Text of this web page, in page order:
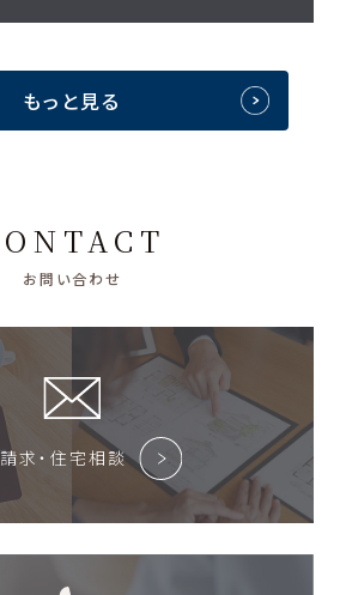
もっと見る
お問い合わせ
求・住宅相談